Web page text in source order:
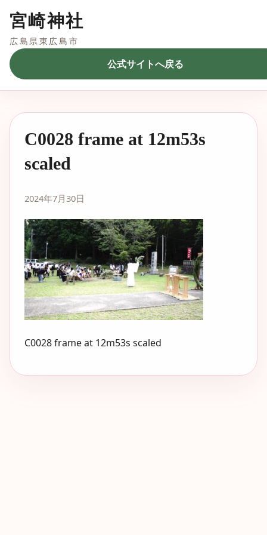
宮崎神社
広島県東広島市
公式サイトへ戻る
C0028 frame at 12m53s
scaled
2024年7月30日
C0028 frame at 12m53s scaled